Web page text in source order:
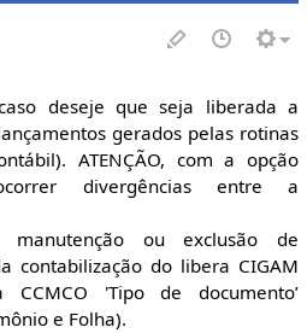
deseje que seja liberada a
gerados pelas rotinas
ATENÇÃO, com a opção
divergências entre a
ou exclusão de
contabilização do libera CIGAM
'Tipo de documento’
e Folha).